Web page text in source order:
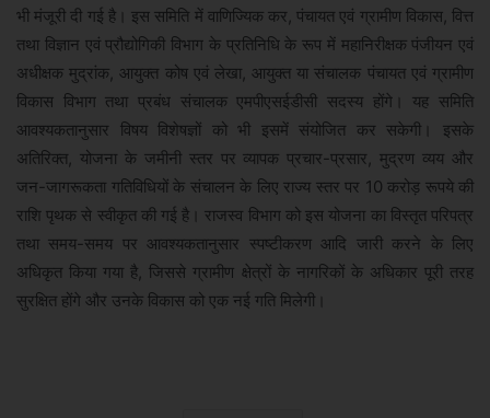
भी मंजूरी दी गई है। इस समिति में वाणिज्यिक कर, पंचायत एवं ग्रामीण विकास, वित्त
तथा विज्ञान एवं प्रौद्योगिकी विभाग के प्रतिनिधि के रूप में महानिरीक्षक पंजीयन एवं
अधीक्षक मुद्रांक, आयुक्त कोष एवं लेखा, आयुक्त या संचालक पंचायत एवं ग्रामीण
विकास विभाग तथा प्रबंध संचालक एमपीएसईडीसी सदस्य होंगे। यह समिति
आवश्यकतानुसार विषय विशेषज्ञों को भी इसमें संयोजित कर सकेगी। इसके
अतिरिक्त, योजना के जमीनी स्तर पर व्यापक प्रचार-प्रसार, मुद्रण व्यय और
जन-जागरूकता गतिविधियों के संचालन के लिए राज्य स्तर पर 10 करोड़ रूपये की
राशि पृथक से स्वीकृत की गई है। राजस्व विभाग को इस योजना का विस्तृत परिपत्र
तथा समय-समय पर आवश्यकतानुसार स्पष्टीकरण आदि जारी करने के लिए
अधिकृत किया गया है, जिससे ग्रामीण क्षेत्रों के नागरिकों के अधिकार पूरी तरह
सुरक्षित होंगे और उनके विकास को एक नई गति मिलेगी।